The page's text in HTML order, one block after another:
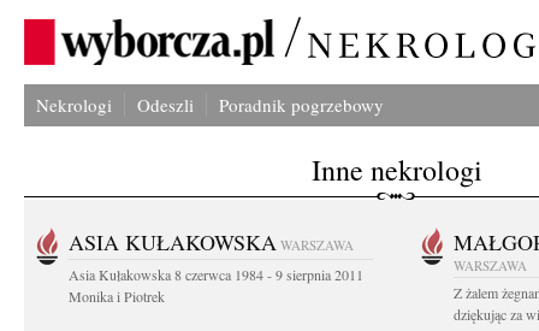
Nekrologi Odeszli Poradnik pogrzebowy
Inne nekrologi
ASIA KUŁAKOWSKA WARSZAWA
Asia Kułakowska 8 czerwca 1984 - 9 sierpnia 2011
Monika i Piotrek
WARSZAWA
Z żalem
dziękując za